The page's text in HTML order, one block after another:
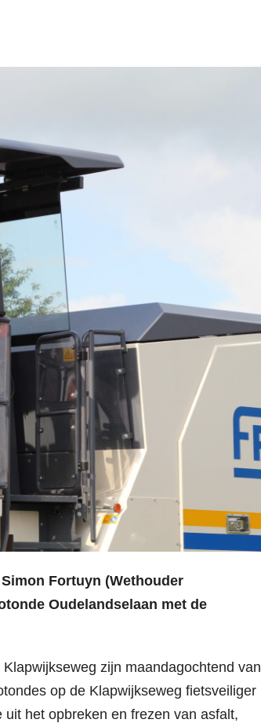
Fortuyn (Wethouder
Oudelandselaan met de
zijn maandagochtend van
op de Klapwijkseweg fietsveiliger
het opbreken en frezen van asfalt,